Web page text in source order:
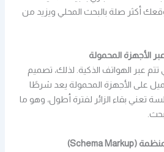
أكثر صلة بالبحث المحلي ويزيد من
تتم عبر الهواتف الذكية. لذلك، تصميم
على الأجهزة المحمولة يعد شرطًا
تعني بقاء الزائر لفترة أطول، وهو ما